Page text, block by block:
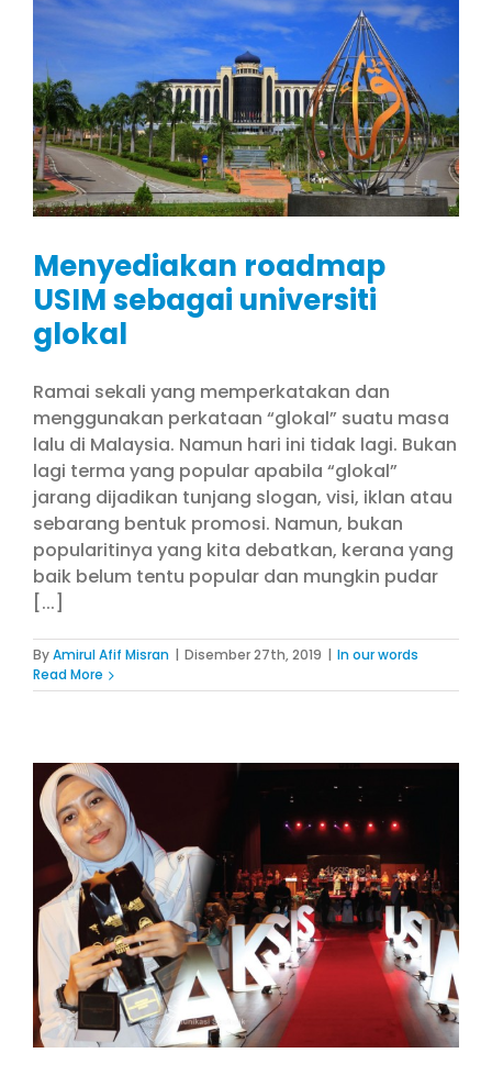
Menyediakan roadmap
USIM sebagai universiti
glokal
Ramai sekali yang memperkatakan dan
menggunakan perkataan “glokal” suatu masa
lalu di Malaysia. Namun hari ini tidak lagi. Bukan
lagi terma yang popular apabila “glokal”
jarang dijadikan tunjang slogan, visi, iklan atau
sebarang bentuk promosi. Namun, bukan
popularitinya yang kita debatkan, kerana yang
baik belum tentu popular dan mungkin pudar
[...]
ByAmirul Afif Misran | Disember 27th, 2019 | In our words
Read More